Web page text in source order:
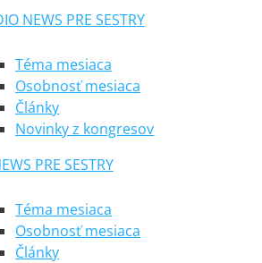
NEWS PRE SESTRY
Téma mesiaca
Osobnosť mesiaca
Články
Novinky z kongresov
PRE SESTRY
Téma mesiaca
Osobnosť mesiaca
Články